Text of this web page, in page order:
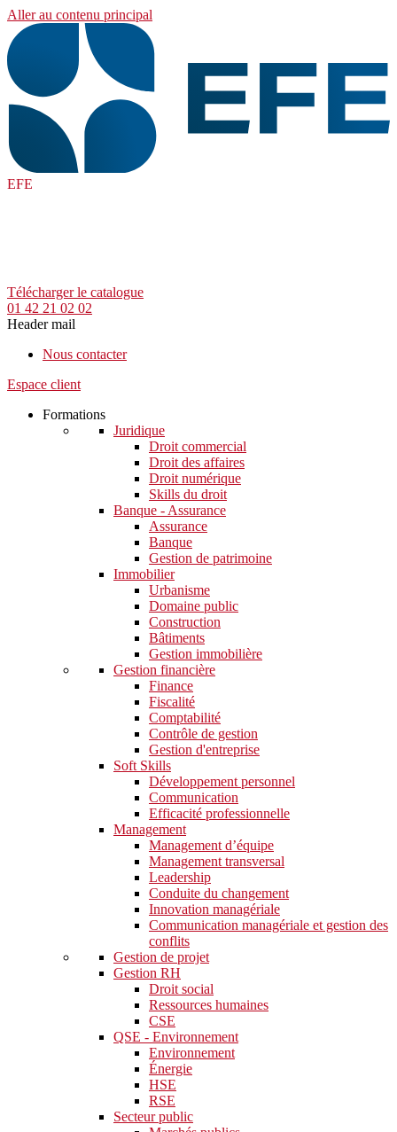
Aller au contenu principal
EFE
Télécharger le catalogue
01 42 21 02 02
Header mail
Nous contacter
Espace client
Formations
Juridique
Droit commercial
Droit des affaires
Droit numérique
Skills du droit
Banque - Assurance
Assurance
Banque
Gestion de patrimoine
Immobilier
Urbanisme
Domaine public
Construction
Bâtiments
Gestion immobilière
Gestion financière
Finance
Fiscalité
Comptabilité
Contrôle de gestion
Gestion d'entreprise
Soft Skills​
Développement personnel
Communication
Efficacité professionnelle
Management
Management d’équipe
Management transversal
Leadership
Conduite du changement
Innovation managériale
Communication managériale et gestion des
conflits
Gestion de projet
Gestion RH
Droit social
Ressources humaines
CSE
QSE - Environnement
Environnement
Énergie
HSE
RSE
Secteur public